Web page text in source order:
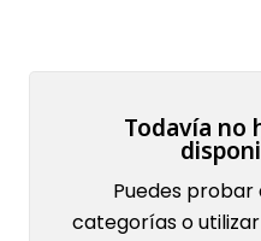
Todavía no
Puedes
categorías o